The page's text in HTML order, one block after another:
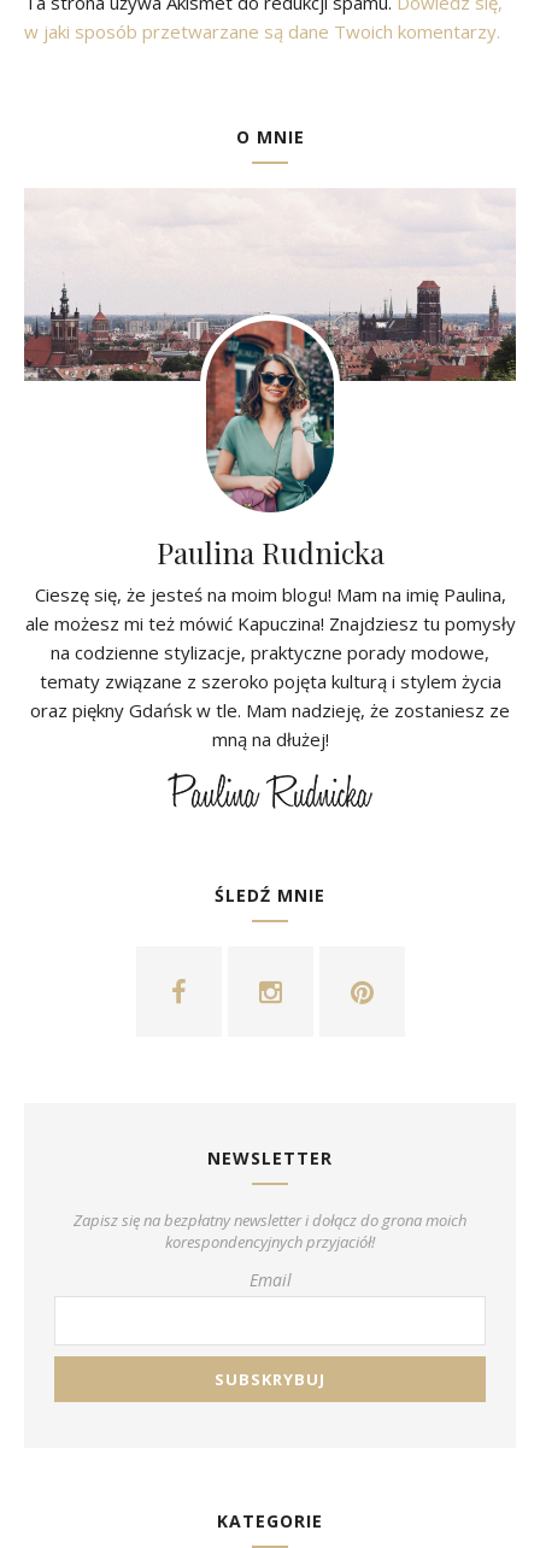
w jaki sposób przetwarzane są dane Twoich komentarzy.
O MNIE
Paulina Rudnicka
Cieszę się, że jesteś na moim blogu! Mam na imię Paulina,
ale możesz mi też mówić Kapuczina! Znajdziesz tu pomysły
na codzienne stylizacje, praktyczne porady modowe,
tematy związane z szeroko pojęta kulturą i stylem życia
oraz piękny Gdańsk w tle. Mam nadzieję, że zostaniesz ze
mną na dłużej!
ŚLEDŹ MNIE
NEWSLETTER
Zapisz się na bezpłatny newsletter i dołącz do grona moich
korespondencyjnych przyjaciół!
Email
KATEGORIE